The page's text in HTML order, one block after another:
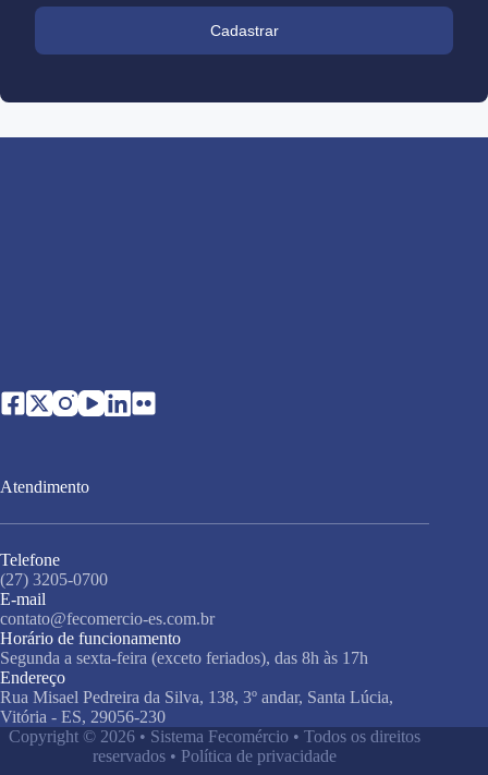
Cadastrar
Atendimento
Telefone
(27) 3205-0700
E-mail
contato@fecomercio-es.com.br
Horário de funcionamento
Segunda a sexta-feira (exceto feriados), das 8h às 17h
Endereço
Rua Misael Pedreira da Silva, 138, 3º andar, Santa Lúcia,
Vitória - ES, 29056-230
Copyright © 2026 • Sistema Fecomércio • Todos os direitos
reservados • Política de privacidade